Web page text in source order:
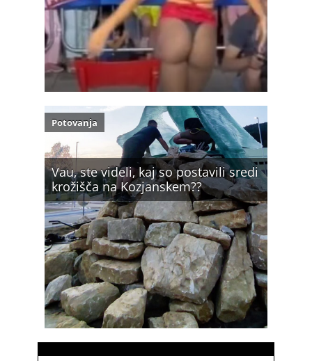
Vau, ste videli, kaj so postavili sredi
krožišča na Kozjanskem??
Potovanja